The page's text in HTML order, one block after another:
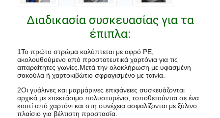
Διαδικασία συσκευασίας για τα
έπιπλα:
1Το πρώτο στρώμα καλύπτεται με αφρό PE,
ακολουθούμενο από προστατευτικά χαρτόνια για τις
απαραίτητες γωνίες.Μετά την ολοκλήρωση με υφασμένη
σακούλα ή χαρτοκιβώτιο σφραγισμένο με ταινία.
2Οι γυάλινες και μαρμάρινες επιφάνειες συσκευάζονται
αρχικά με επεκτάσιμο πολυστυρένιο, τοποθετούνται σε ένα
κουτί από χαρτόνι και στη συνέχεια ασφαλίζονται με ξύλινο
πλαίσιο για βέλτιστη προστασία.